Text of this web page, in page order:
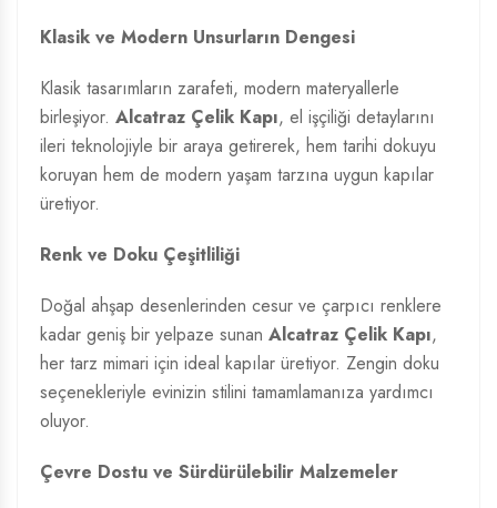
Klasik ve Modern Unsurların Dengesi
Klasik tasarımların zarafeti, modern materyallerle
birleşiyor. Alcatraz Çelik Kapı, el işçiliği detaylarını
ileri teknolojiyle bir araya getirerek, hem tarihi dokuyu
koruyan hem de modern yaşam tarzına uygun kapılar
üretiyor.
Renk ve Doku Çeşitliliği
Doğal ahşap desenlerinden cesur ve çarpıcı renklere
kadar geniş bir yelpaze sunan Alcatraz Çelik Kapı,
her tarz mimari için ideal kapılar üretiyor. Zengin doku
seçenekleriyle evinizin stilini tamamlamanıza yardımcı
oluyor.
Çevre Dostu ve Sürdürülebilir Malzemeler